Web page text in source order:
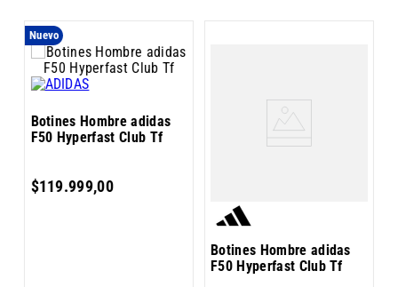
Nuevo
Botines Hombre adidas
F50 Hyperfast Club Tf
$119.999,00
Botines Hombre adidas
F50 Hyperfast Club Tf